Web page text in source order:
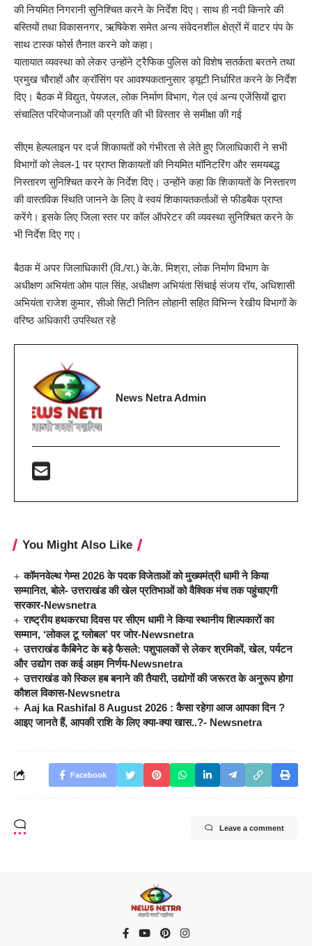
की नियमित निगरानी सुनिश्चित करने के निर्देश दिए। साथ ही नदी किनारे की
बस्तियों तथा विकासनगर, ऋषिकेश समेत अन्य संवेदनशील क्षेत्रों में वाटर पंप के
साथ टास्क फोर्स तैनात करने को कहा।
यातायात व्यवस्था को लेकर उन्होंने ट्रैफिक पुलिस को विशेष सतर्कता बरतने तथा
प्रमुख चौराहों और क्रॉसिंग पर आवश्यकतानुसार ड्यूटी निर्धारित करने के निर्देश
दिए। बैठक में विद्युत, पेयजल, लोक निर्माण विभाग, गेल एवं अन्य एजेंसियों द्वारा
संचालित परियोजनाओं की प्रगति की भी विस्तार से समीक्षा की गई
सीएम हेल्पलाइन पर दर्ज शिकायतों को गंभीरता से लेते हुए जिलाधिकारी ने सभी
विभागों को लेवल-1 पर प्राप्त शिकायतों की नियमित मॉनिटरिंग और समयबद्ध
निस्तारण सुनिश्चित करने के निर्देश दिए। उन्होंने कहा कि शिकायतों के निस्तारण
की वास्तविक स्थिति जानने के लिए वे स्वयं शिकायतकर्ताओं से फीडबैक प्राप्त
करेंगे। इसके लिए जिला स्तर पर कॉल ऑपरेटर की व्यवस्था सुनिश्चित करने के
भी निर्देश दिए गए।
बैठक में अपर जिलाधिकारी (वि./रा.) के.के. मिश्रा, लोक निर्माण विभाग के
अधीक्षण अभियंता ओम पाल सिंह, अधीक्षण अभियंता सिंचाई संजय रॉय, अधिशासी
अभियंता राजेश कुमार, सीओ सिटी नितिन लोहानी सहित विभिन्न रेखीय विभागों के
वरिष्ठ अधिकारी उपस्थित रहे
News Netra Admin
You Might Also Like
कॉमनवेल्थ गेम्स 2026 के पदक विजेताओं को मुख्यमंत्री धामी ने किया
सम्मानित, बोले- उत्तराखंड की खेल प्रतिभाओं को वैश्विक मंच तक पहुंचाएगी
सरकार-Newsnetra
राष्ट्रीय हथकरघा दिवस पर सीएम धामी ने किया स्थानीय शिल्पकारों का
सम्मान, ‘लोकल टू ग्लोबल’ पर जोर-Newsnetra
उत्तराखंड कैबिनेट के बड़े फैसले: पशुपालकों से लेकर श्रमिकों, खेल, पर्यटन
और उद्योग तक कई अहम निर्णय-Newsnetra
उत्तराखंड को स्किल हब बनाने की तैयारी, उद्योगों की जरूरत के अनुरूप होगा
कौशल विकास-Newsnetra
Aaj ka Rashifal 8 August 2026 : कैसा रहेगा आज आपका दिन ?
आइए जानते हैं, आपकी राशि के लिए क्या-क्या खास..?- Newsnetra
Facebook
Leave a comment